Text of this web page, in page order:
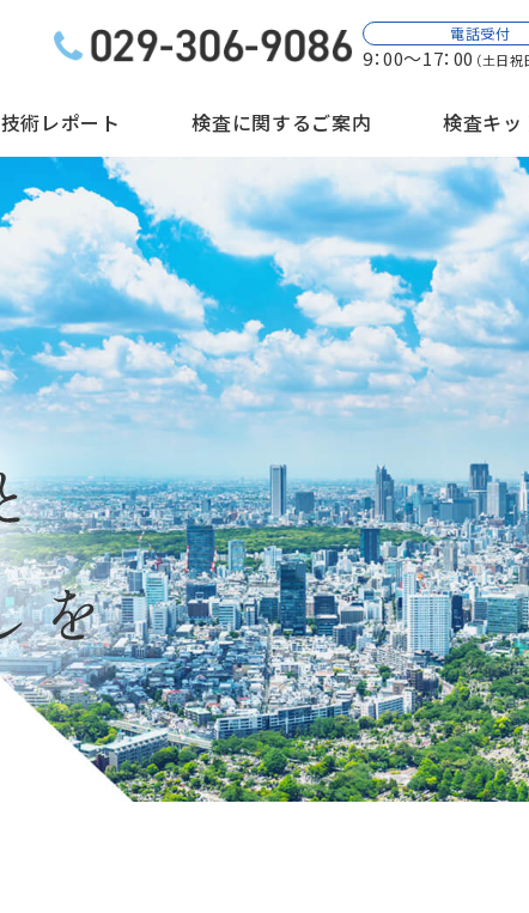
電話受付
9：00～17：00 （土日祝
技術レポート 検査に関するご案内 検査キッ